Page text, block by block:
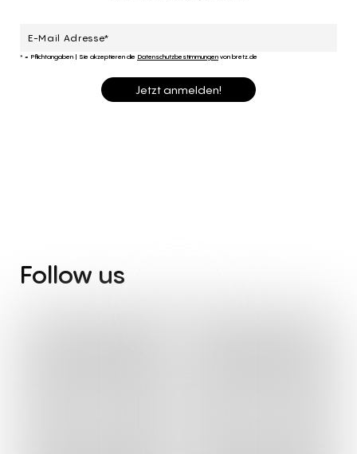
* = Pflichtangaben | Sie akzeptieren die Datenschutzbestimmungen von bretz.de
Jetzt anmelden!
Follow us